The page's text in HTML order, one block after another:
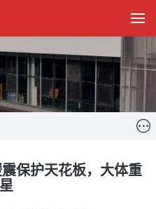
保护天花板，大体重